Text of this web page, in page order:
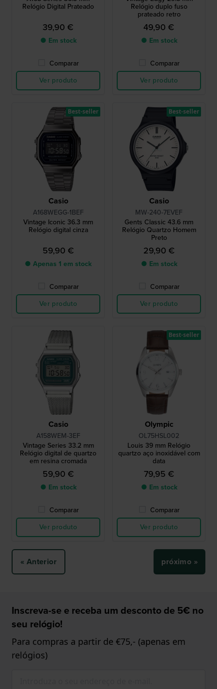
Relógio Digital Prateado
39,90 €
● Em stock
Comparar
Ver produto
Relógio duplo fuso
prateado retro
49,90 €
● Em stock
Comparar
Ver produto
Casio
A168WEGG-1BEF
Vintage Iconic 36.3 mm
Relógio digital cinza
59,90 €
● Apenas 1 em stock
Comparar
Ver produto
Best-seller
Casio
MW-240-7EVEF
Gents Classic 43.6 mm
Relógio Quartzo Homem
Preto
29,90 €
● Em stock
Comparar
Ver produto
Best-seller
Casio
A158WEM-3EF
Vintage Series 33.2 mm
Relógio digital de quartzo
em resina cromada
59,90 €
● Em stock
Comparar
Ver produto
Olympic
OL75HSL002
Louis 39 mm Relógio
quartzo aço inoxidável com
data
79,95 €
● Em stock
Comparar
Ver produto
Best-seller
« Anterior próximo »
Inscreva-se e receba um desconto de 5€ no
seu relógio!
Para compras a partir de €75,- (apenas em
relógios)